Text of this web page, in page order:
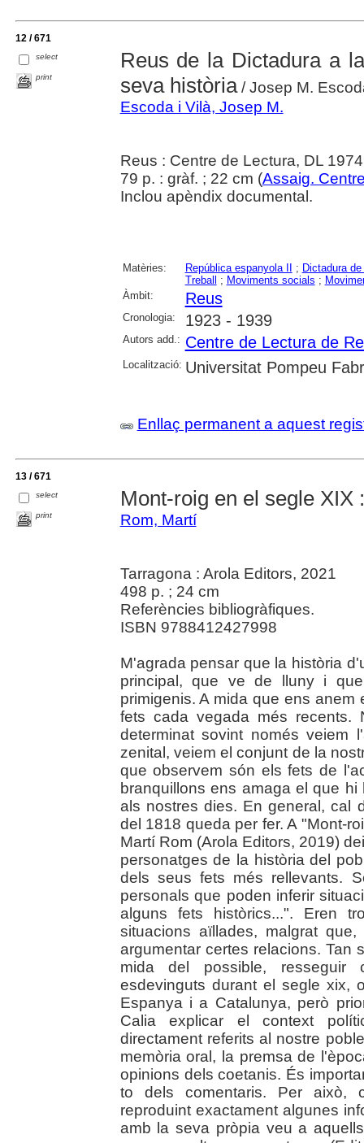
12 / 671
select
print
Reus de la Dictadura a
seva història/ Josep M.
Escoda i Vilà, Josep M.
Reus : Centre de Lectura, DL 1974
79 p. : gràf. ; 22 cm (Assaig.
Inclou apèndix documental.
Matèries: República espanyola II ; Dictadura
Treball
; Moviments socials ;
Àmbit:
Reus
Cronologia: 1923 - 1939
Autors add.: Centre de Lectura de
Localització: Universitat Pompeu
Enllaç permanent a aquest
13 / 671
select
print
Mont-roig en el segle XIX
Rom, Martí
Tarragona : Arola Editors, 2021
498 p. ; 24 cm
Referències bibliogràfiques.
ISBN 9788412427998
M'agrada pensar que la història
principal, que ve de lluny i
primigenis. A mida que ens
fets cada vegada més recents.
determinat sovint només
zenital, veiem el conjunt de la
que observem són els fets de
branquillons ens amaga el que
als nostres dies. En general, cal
del 1818 queda per fer. A "Mont-
Martí Rom (Arola Editors, 2019)
personatges de la història del
dels seus fets més rellevants.
personals que poden inferir
alguns fets històrics...". Eren
situacions aïllades, malgrat
argumentar certes relacions. Tan
mida del possible, resseguir
esdevinguts durant el segle xix,
Espanya i a Catalunya, però
Calia explicar el context
directament referits al nostre
memòria oral, la premsa de
opinions dels coetanis. És
to dels comentaris. Per això,
reproduint exactament algunes
amb la seva pròpia veu a